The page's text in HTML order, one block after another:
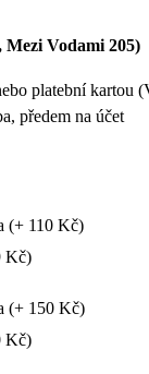
Vodami 205)
platební kartou
předem na účet
(+ 110 Kč)
Kč)
(+ 150 Kč)
Kč)